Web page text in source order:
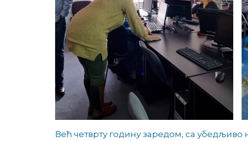
Већ четврту годину заредом, са убедљиво